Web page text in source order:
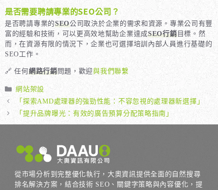
是否需要聘請專業的SEO公司？
是否聘請專業的SEO公司取決於企業的需求和資源。專業公司有豐
富的經驗和技術，可以更高效地幫助企業達成SEO行銷目標。然
而，在資源有限的情況下，企業也可選擇培訓內部人員進行基礎的
SEO工作。
🔗 任何網路行銷問題，歡迎與我們聯繫
分
類
網站架設
「探索AMD處理器的強勁性能：不容忽視的處理器新選擇」
「提升品牌曝光：有效的廣告預算分配策略指南」
從市場分析到完整優化執行，大奧資訊提供全面的自然搜尋
排名解決方案，結合技術 SEO、關鍵字策略與內容優化，提